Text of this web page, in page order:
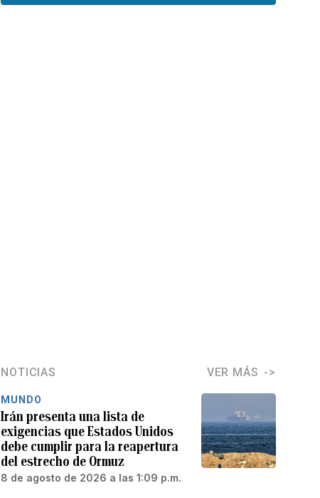
NOTICIAS VER MÁS
MUNDO
Irán presenta una lista de
exigencias que Estados Unidos
debe cumplir para la reapertura
del estrecho de Ormuz
8 de agosto de 2026 a las 1:09 p.m.